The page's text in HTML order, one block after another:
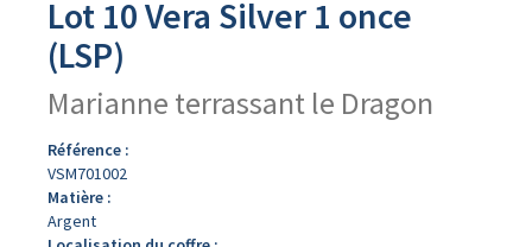
Lot 10 Vera Silver 1 once
(LSP)
Marianne terrassant le Dragon
Référence :
VSM701002
Matière :
Argent